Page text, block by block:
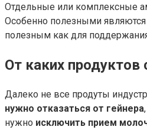
Отдельные или комплексные
Особенно полезными
полезным как для
От каких продуктов
Далеко не все продуты
нужно отказаться от гейнера
нужно исключить прием